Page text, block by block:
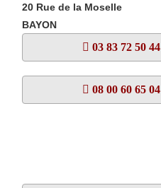
20 Rue de la Moselle
BAYON
03 83 72 50 44
08 00 60 65 04